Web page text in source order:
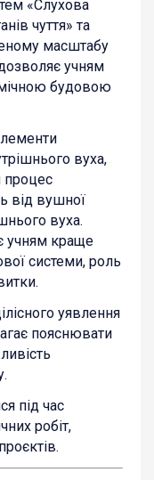
«Слухова
чуття» та
масштабу
дозволяє учням
будовою
вуха,
процес
від вушної
вуха.
учням краще
системи, роль
уявлення
пояснювати
під час
робіт,